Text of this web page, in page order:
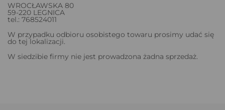
WROCŁAWSKA 80
59-220 LEGNICA
tel.: 768524011
W przypadku odbioru osobistego towaru prosimy udać się
do tej lokalizacji.
W siedzibie firmy nie jest prowadzona żadna sprzedaż.